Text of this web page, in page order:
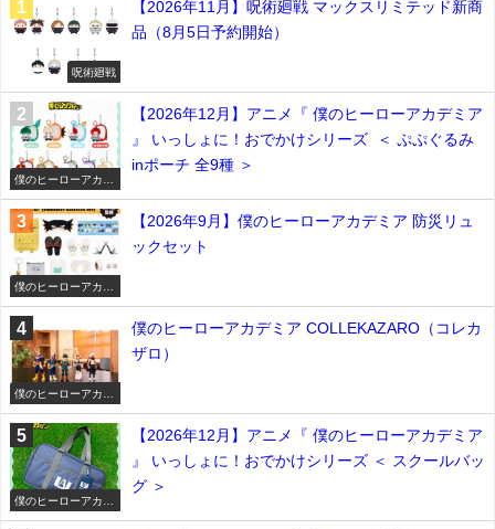
呪術廻戦
【2026年11月】呪術廻戦 マックスリミテッド新商
品（8月5日予約開始）
僕のヒーローアカデ
【2026年12月】アニメ『 僕のヒーローアカデミア
』 いっしょに！おでかけシリーズ ＜ ぷぷぐるみ
inポーチ 全9種 ＞
僕のヒーローアカデ
【2026年9月】僕のヒーローアカデミア 防災リュ
ックセット
僕のヒーローアカデ
僕のヒーローアカデミア COLLEKAZARO（コレカ
ザロ）
僕のヒーローアカデ
【2026年12月】アニメ『 僕のヒーローアカデミア
』 いっしょに！おでかけシリーズ ＜ スクールバッ
グ ＞